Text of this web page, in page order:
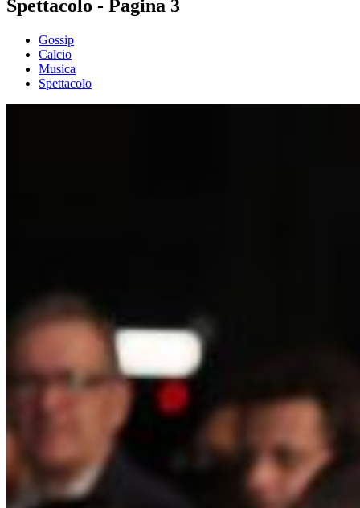
Spettacolo - Pagina 3
Gossip
Calcio
Musica
Spettacolo